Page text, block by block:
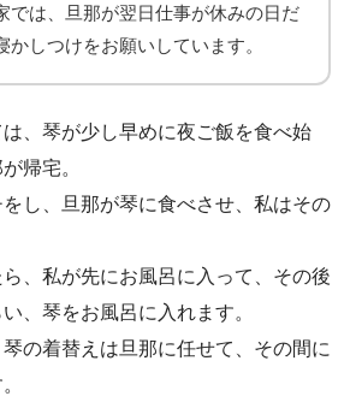
では、旦那が翌日仕事が休みの日だ
かしつけをお願いしています。
、琴が少し早めに夜ご飯を食べ始
帰宅。
し、旦那が琴に食べさせ、私はその
、私が先にお風呂に入って、その後
、琴をお風呂に入れます。
の着替えは旦那に任せて、その間に